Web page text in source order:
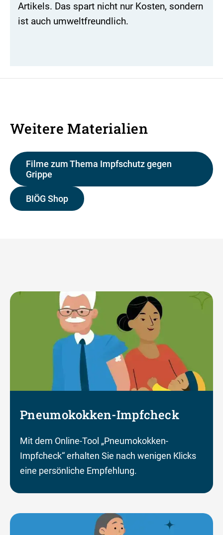
Artikels. Das spart nicht nur Kosten, sondern
ist auch umweltfreundlich.
Weitere Materialien
Filme zum Thema Impfschutz gegen
Grippe
BIÖG Shop
Pneumokokken-Impfcheck
Mit dem Online-Tool „Pneumokokken-
Impfcheck“ erhalten Sie nach wenigen Klicks
eine persönliche Empfehlung.